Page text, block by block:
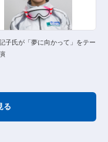
子氏が「夢に向かって」をテー
る